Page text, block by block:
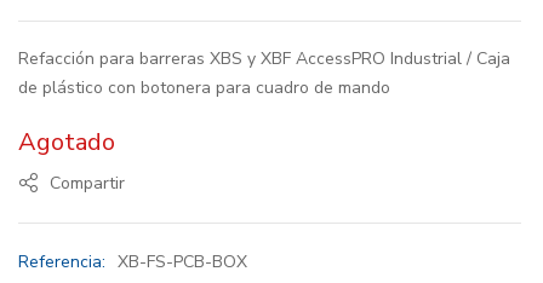
Refacción para barreras XBS y XBF AccessPRO Industrial / Caja
de plástico con botonera para cuadro de mando
Agotado
Compartir
Referencia: XB-FS-PCB-BOX